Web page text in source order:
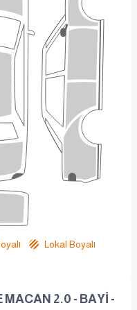
Lokal Boyalı
MACAN 2.0 - BAYİ -